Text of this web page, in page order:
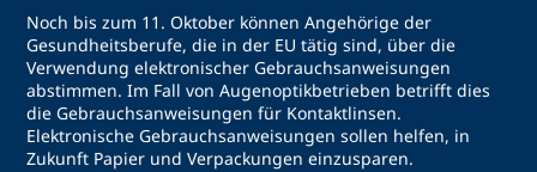
Noch bis zum 11. Oktober können Angehörige der
Gesundheitsberufe, die in der EU tätig sind, über die
Verwendung elektronischer Gebrauchsanweisungen
abstimmen. Im Fall von Augenoptikbetrieben betrifft dies
die Gebrauchsanweisungen für Kontaktlinsen.
Elektronische Gebrauchsanweisungen sollen helfen, in
Zukunft Papier und Verpackungen einzusparen.